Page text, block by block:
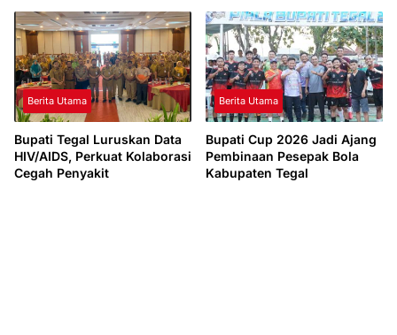
Berita Utama
Bupati Tegal Luruskan Data
HIV/AIDS, Perkuat Kolaborasi
Cegah Penyakit
Berita Utama
Bupati Cup 2026 Jadi Ajang
Pembinaan Pesepak Bola
Kabupaten Tegal